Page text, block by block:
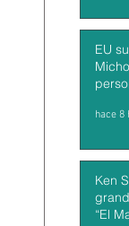
EU
hace 8
Ken
“El